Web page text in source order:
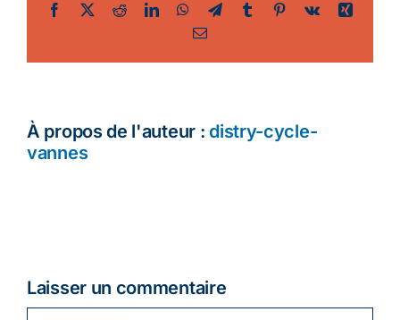
Facebook
TwitterRedditLinkedInWhatsApp
TelegramTumblr Pinterest
Vk
Xing
Email
À propos de l'auteur :distry-cycle-
vannes
Laisser un commentaire